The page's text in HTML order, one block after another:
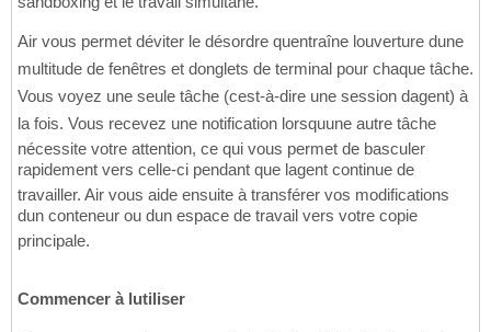
Air vous permet déviter le désordre quentraîne louverture dune
multitude de fenêtres et donglets de terminal pour chaque tâche.
Vous voyez une seule tâche (cest-à-dire une session dagent) à
la fois. Vous recevez une notification lorsquune autre tâche
nécessite votre attention, ce qui vous permet de basculer
rapidement vers celle-ci pendant que lagent continue de
travailler. Air vous aide ensuite à transférer vos modifications
dun conteneur ou dun espace de travail vers votre copie
principale.
Commencer à lutiliser